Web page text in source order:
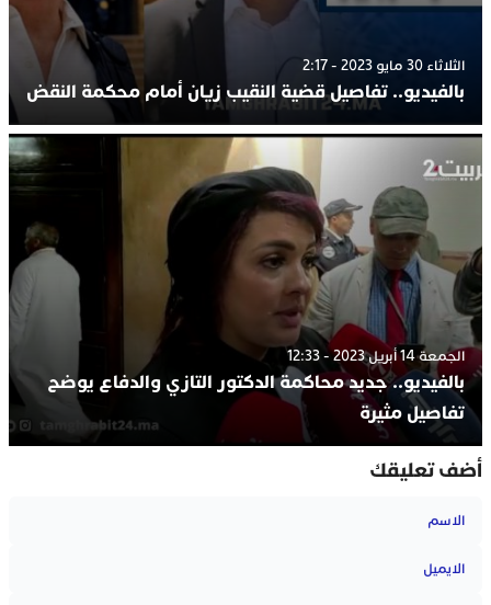
الثلاثاء 30 مايو 2023 - 2:17
بالفيديو.. تفاصيل قضية النقيب زيان أمام محكمة النقض
الجمعة 14 أبريل 2023 - 12:33
بالفيديو.. جديد محاكمة الدكتور التازي والدفاع يوضح
تفاصيل مثيرة
أضف تعليقك